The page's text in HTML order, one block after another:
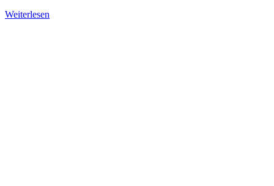
Weiterlesen